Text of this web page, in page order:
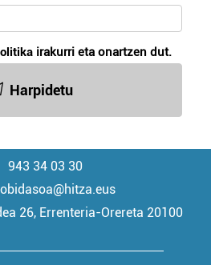
irakurri eta onartzen dut.
Harpidetu
943 34 03 30
26, Errenteria-Orereta 20100